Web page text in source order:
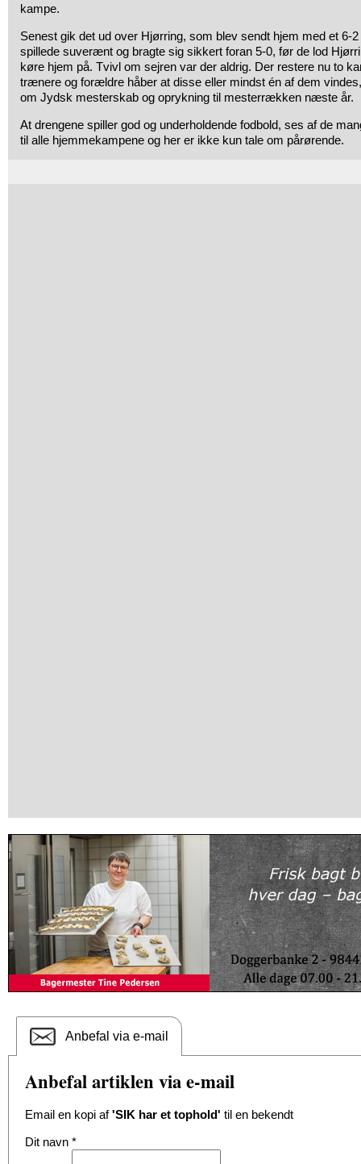
kampe.
Senest gik det ud over Hjørring, som blev sendt hjem med et 6-
spillede suverænt og bragte sig sikkert foran 5-0, før de lod
køre hjem på. Tvivl om sejren var der aldrig. Der restere nu to
trænere og forældre håber at disse eller mindst én af dem
om Jydsk mesterskab og oprykning til mesterrækken næste år.
At drengene spiller god og underholdende fodbold, ses af de
til alle hjemmekampene og her er ikke kun tale om pårørende.
Anbefal via e-mail
Anbefal artiklen via e-mail
Email en kopi af'SIK har et tophold' til en bekendt
Dit navn *